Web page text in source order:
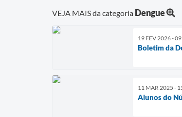
VEJA MAIS da categoria Dengue
19 FEV 2026 -
Boletim da
11 MAR 2025 -
Alunos do